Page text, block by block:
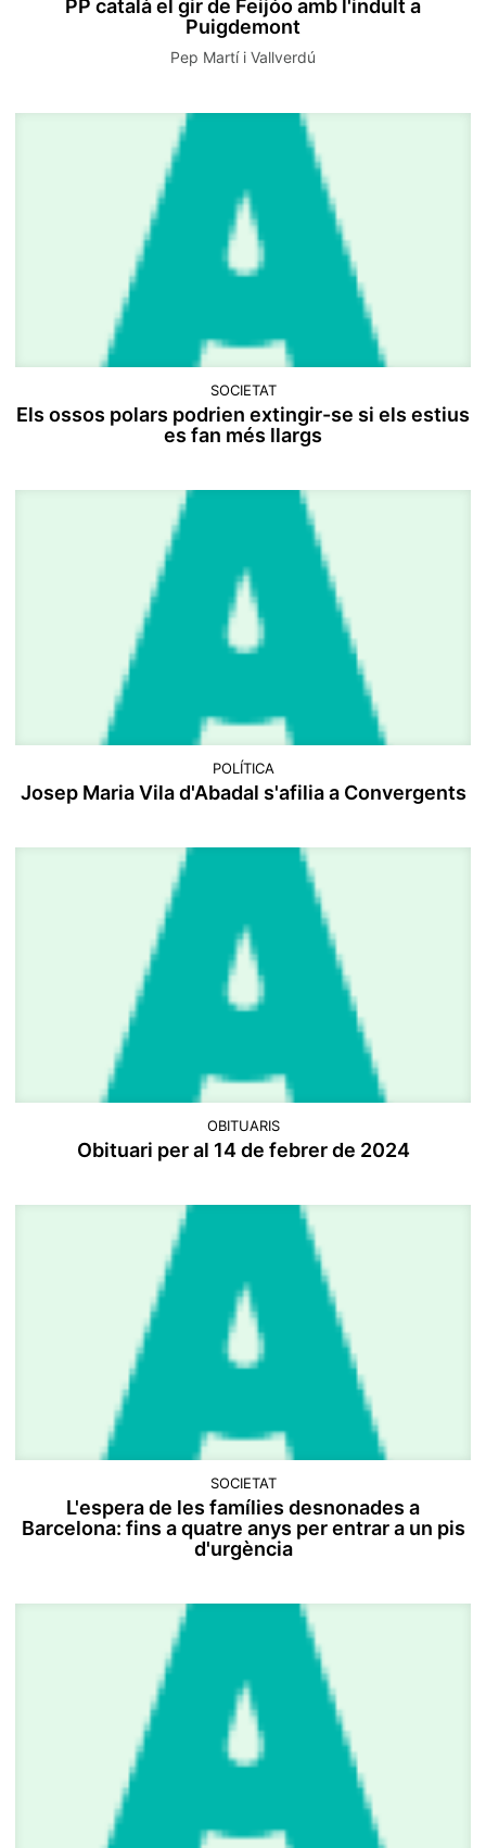
PP català el gir de Feijóo amb l'indult a
Puigdemont
Pep Martí i Vallverdú
SOCIETAT
Els ossos polars podrien extingir-se si els estius
es fan més llargs
POLÍTICA
​Josep Maria Vila d'Abadal s'afilia a Convergents
OBITUARIS
Obituari per al 14 de febrer de 2024
SOCIETAT
L'espera de les famílies desnonades a
Barcelona: fins a quatre anys per entrar a un pis
d'urgència